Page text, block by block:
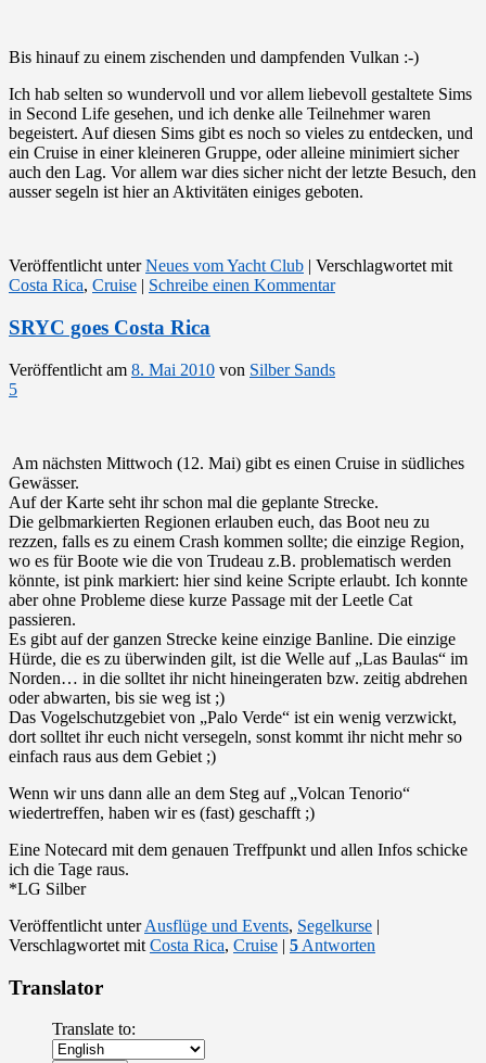
Bis hinauf zu einem zischenden und dampfenden Vulkan :-)
Ich hab selten so wundervoll und vor allem liebevoll gestaltete Sims
in Second Life gesehen, und ich denke alle Teilnehmer waren
begeistert. Auf diesen Sims gibt es noch so vieles zu entdecken, und
ein Cruise in einer kleineren Gruppe, oder alleine minimiert sicher
auch den Lag. Vor allem war dies sicher nicht der letzte Besuch, den
ausser segeln ist hier an Aktivitäten einiges geboten.
Veröffentlicht unter Neues vom Yacht Club | Verschlagwortet mit
Costa Rica, Cruise | Schreibe einen Kommentar
SRYC goes Costa Rica
Veröffentlicht am 8. Mai 2010 von Silber Sands
5
Am nächsten Mittwoch (12. Mai) gibt es einen Cruise in südliches
Gewässer.
Auf der Karte seht ihr schon mal die geplante Strecke.
Die gelbmarkierten Regionen erlauben euch, das Boot neu zu
rezzen, falls es zu einem Crash kommen sollte; die einzige Region,
wo es für Boote wie die von Trudeau z.B. problematisch werden
könnte, ist pink markiert: hier sind keine Scripte erlaubt. Ich konnte
aber ohne Probleme diese kurze Passage mit der Leetle Cat
passieren.
Es gibt auf der ganzen Strecke keine einzige Banline. Die einzige
Hürde, die es zu überwinden gilt, ist die Welle auf „Las Baulas“ im
Norden… in die solltet ihr nicht hineingeraten bzw. zeitig abdrehen
oder abwarten, bis sie weg ist ;)
Das Vogelschutzgebiet von „Palo Verde“ ist ein wenig verzwickt,
dort solltet ihr euch nicht versegeln, sonst kommt ihr nicht mehr so
einfach raus aus dem Gebiet ;)
Wenn wir uns dann alle an dem Steg auf „Volcan Tenorio“
wiedertreffen, haben wir es (fast) geschafft ;)
Eine Notecard mit dem genauen Treffpunkt und allen Infos schicke
ich die Tage raus.
*LG Silber
Veröffentlicht unter Ausflüge und Events, Segelkurse |
Verschlagwortet mit Costa Rica, Cruise | 5 Antworten
Translator
Translate to: